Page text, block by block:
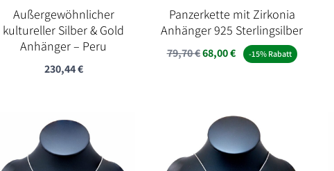
Außergewöhnlicher
kultureller Silber & Gold
Anhänger – Peru
230,44€
Panzerkette mit Zirkonia
Anhänger 925 Sterlingsilber
79,70€Ursprünglicher
68,00€Aktueller
-15% Rabatt